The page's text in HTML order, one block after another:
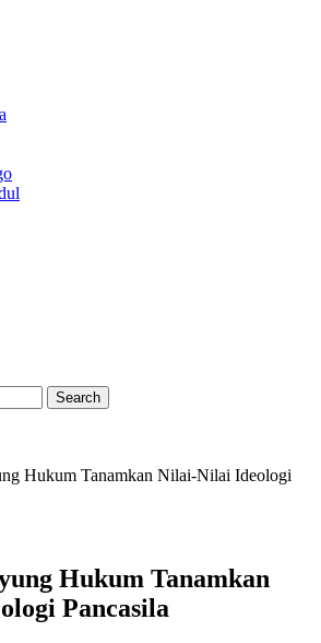
Hukum Tanamkan Nilai-Nilai Ideologi
Hukum Tanamkan
Pancasila